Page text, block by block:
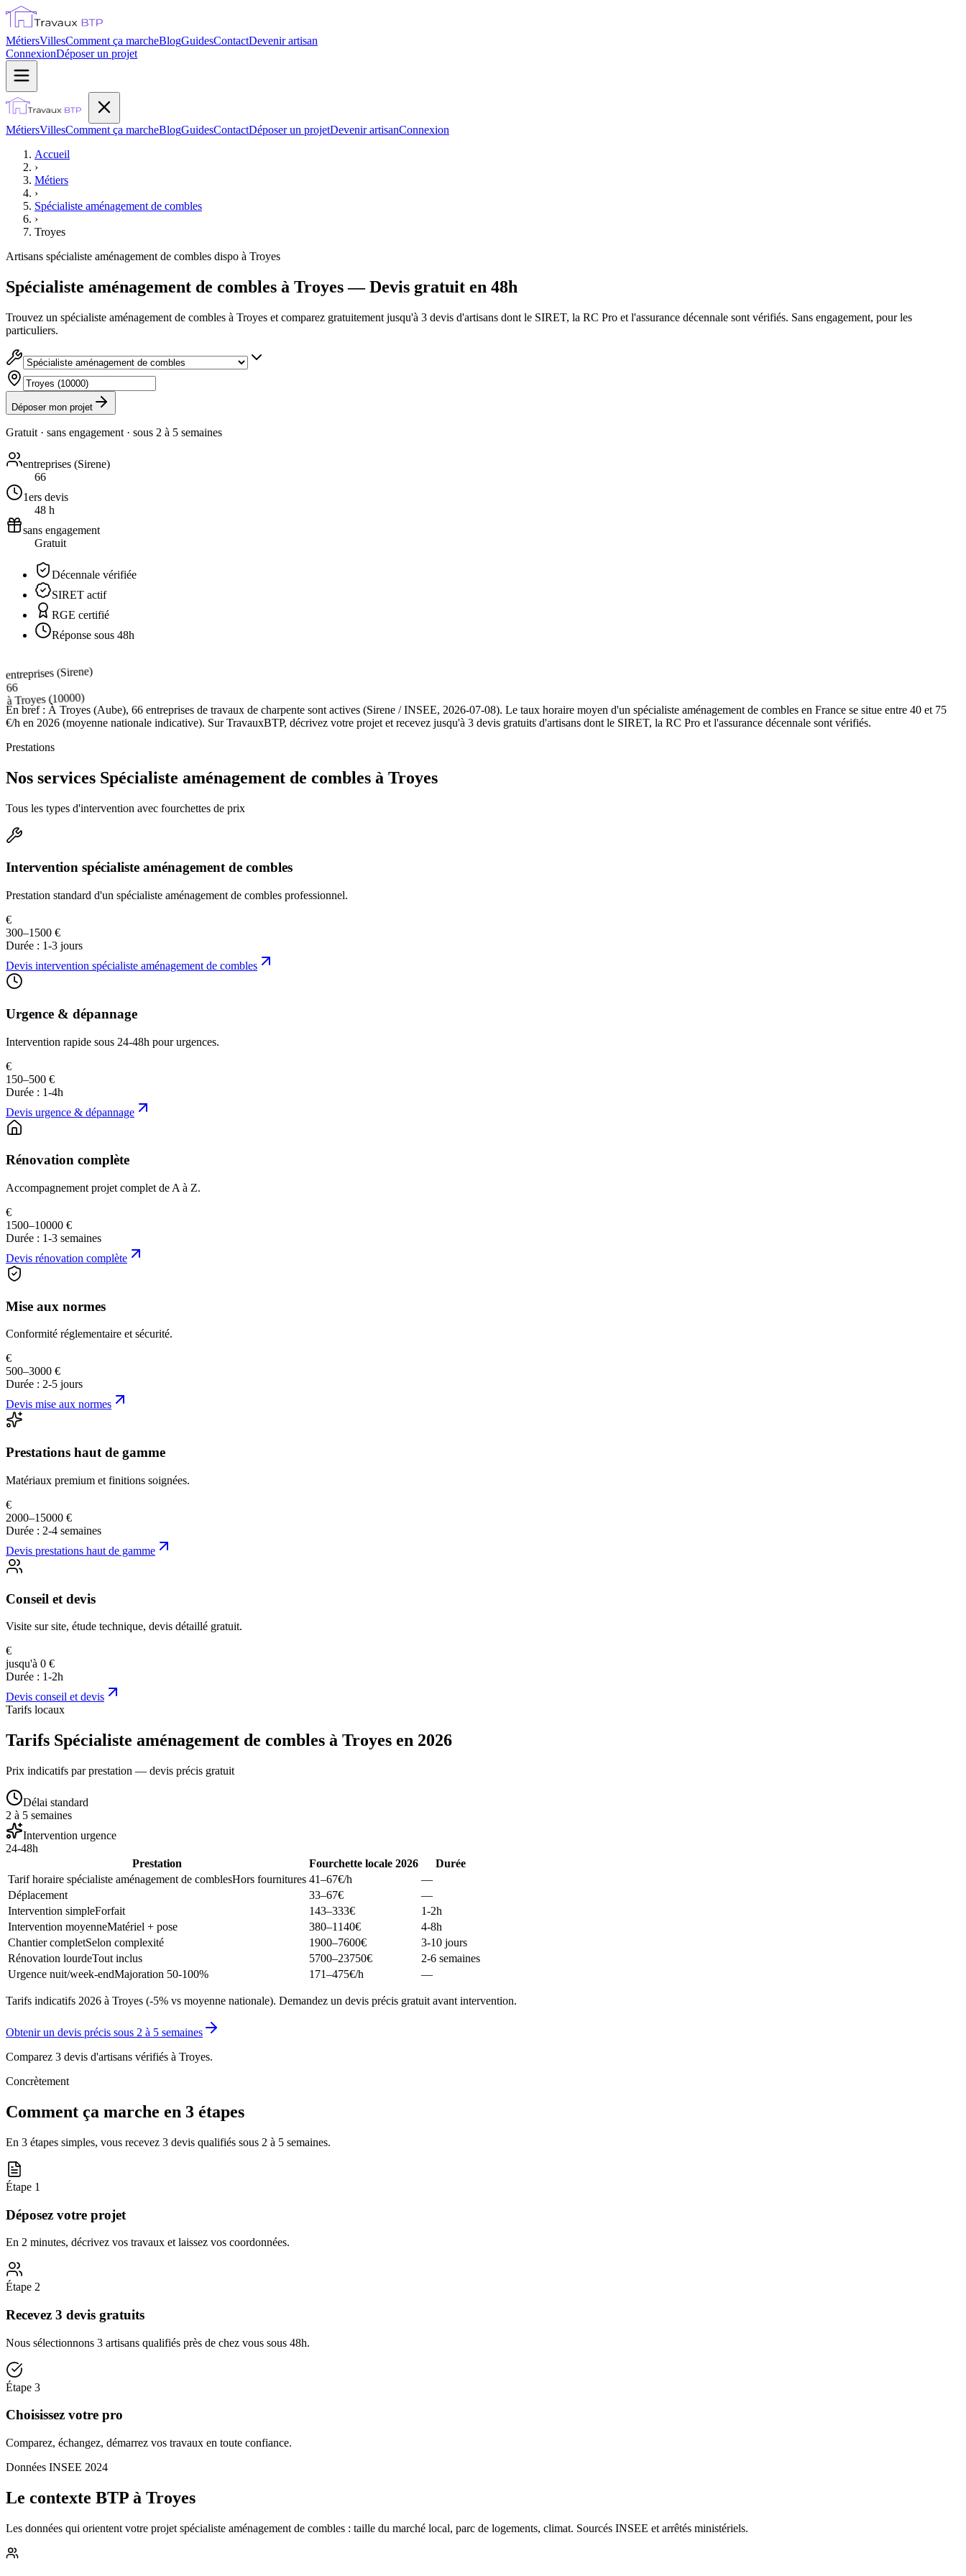
MétiersVillesComment ça marcheBlogGuidesContactDevenir artisan
ConnexionDéposer un projet
MétiersVillesComment ça marcheBlogGuidesContactDéposer un projetDevenir artisanConnexion
Accueil
›
Métiers
›
Spécialiste aménagement de combles
›
Troyes
Artisans spécialiste aménagement de combles dispo à Troyes
Spécialiste aménagement de combles à Troyes — Devis gratuit en 48h
Trouvez un spécialiste aménagement de combles à Troyes et comparez gratuitement jusqu'à 3 devis d'artisans dont le SIRET, la RC Pro et l'assurance décennale sont vérifiés. Sans engagement, pour les
particuliers.
Déposer mon projet
Gratuit · sans engagement · sous 2 à 5 semaines
entreprises (Sirene)
66
1ers devis
48 h
sans engagement
Gratuit
Décennale vérifiée
SIRET actif
RGE certifié
Réponse sous 48h
entreprises (Sirene)
66
àTroyes(10000)
En bref : À Troyes (Aube), 66 entreprises de travaux de charpente sont actives (Sirene / INSEE, 2026-07-08). Le taux horaire moyen d'un spécialiste aménagement de combles en France se situe entre 40 et 75
€/h en 2026 (moyenne nationale indicative). Sur TravauxBTP, décrivez votre projet et recevez jusqu'à 3 devis gratuits d'artisans dont le SIRET, la RC Pro et l'assurance décennale sont vérifiés.
Prestations
Nos services Spécialiste aménagement de combles à Troyes
Tous les types d'intervention avec fourchettes de prix
Intervention spécialiste aménagement de combles
Prestation standard d'un spécialiste aménagement de combles professionnel.
€
300–1500 €
Durée : 1-3 jours
Devis intervention spécialiste aménagement de combles
Urgence & dépannage
Intervention rapide sous 24-48h pour urgences.
€
150–500 €
Durée : 1-4h
Devis urgence & dépannage
Rénovation complète
Accompagnement projet complet de A à Z.
€
1500–10000 €
Durée : 1-3 semaines
Devis rénovation complète
Mise aux normes
Conformité réglementaire et sécurité.
€
500–3000 €
Durée : 2-5 jours
Devis mise aux normes
Prestations haut de gamme
Matériaux premium et finitions soignées.
€
2000–15000 €
Durée : 2-4 semaines
Devis prestations haut de gamme
Conseil et devis
Visite sur site, étude technique, devis détaillé gratuit.
€
jusqu'à 0 €
Durée : 1-2h
Devis conseil et devis
Tarifs locaux
Tarifs Spécialiste aménagement de combles à Troyes en 2026
Prix indicatifs par prestation — devis précis gratuit
Délai standard
2 à 5 semaines
Intervention urgence
24-48h
Prestation
Fourchette locale 2026
Durée
Tarif horaire spécialiste aménagement de comblesHors fournitures 41–67€/h
—
Déplacement
33–67€
—
Intervention simpleForfait 143–333€
1-2h
Intervention moyenneMatériel + pose 380–1140€
4-8h
Chantier completSelon complexité 1900–7600€
3-10 jours
Rénovation lourdeTout inclus 5700–23750€
2-6 semaines
Urgence nuit/week-endMajoration 50-100% 171–475€/h —
Tarifs indicatifs 2026 à Troyes (-5% vs moyenne nationale). Demandez un devis précis gratuit avant intervention.
Obtenir un devis précis sous 2 à 5 semaines
Comparez 3 devis d'artisans vérifiés à Troyes.
Concrètement
Comment ça marche en 3 étapes
En 3 étapes simples, vous recevez 3 devis qualifiés sous 2 à 5 semaines.
Étape 1
Déposez votre projet
En 2 minutes, décrivez vos travaux et laissez vos coordonnées.
Étape 2
Recevez 3 devis gratuits
Nous sélectionnons 3 artisans qualifiés près de chez vous sous 48h.
Étape 3
Choisissez votre pro
Comparez, échangez, démarrez vos travaux en toute confiance.
Données INSEE 2024
Le contexte BTP à Troyes
Les données qui orientent votre projet spécialiste aménagement de combles : taille du marché local, parc de logements, climat. Sourcés INSEE et arrêtés ministériels.